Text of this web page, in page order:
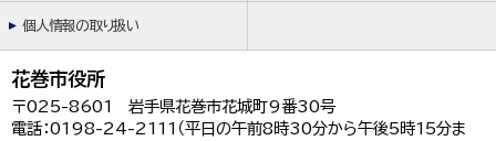
個人情報の取り扱い
花巻市役所
〒025-8601 岩手県花巻市花城町9番30号
電話：0198-24-2111（平日の午前8時30分から午後5時15分ま